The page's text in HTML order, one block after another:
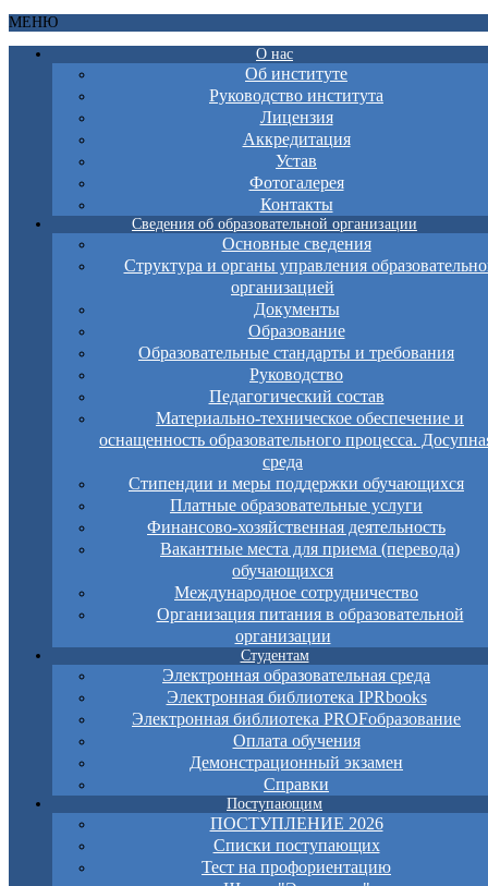
МЕНЮ
О нас
Об институте
Руководство института
Лицензия
Аккредитация
Устав
Фотогалерея
Контакты
Сведения об образовательной организации
Основные сведения
Структура и органы управления
организацией
Документы
Образование
Образовательные стандарты и требования
Руководство
Педагогический состав
Материально-техническое обеспечение и
оснащенность образовательного процесса.
среда
Стипендии и меры поддержки обучающихся
Платные образовательные услуги
Финансово-хозяйственная деятельность
Вакантные места для приема (перевода)
обучающихся
Международное сотрудничество
Организация питания в образовательной
организации
Студентам
Электронная образовательная среда
Электронная библиотека IPRbooks
Электронная библиотека PROFобразование
Оплата обучения
Демонстрационный экзамен
Справки
Поступающим
ПОСТУПЛЕНИЕ 2026
Списки поступающих
Тест на профориентацию